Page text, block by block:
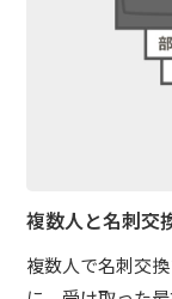
複数人と名刺交
複数人で名刺交